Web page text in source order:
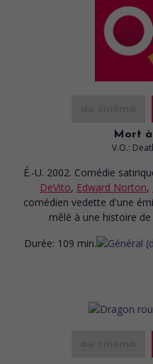
Mort à
V.O.:
É.-U. 2002. Comédie
DeVito, Edward Norton,
comédien vedette d'une
mêlé à une histoire
Durée: 109 min.